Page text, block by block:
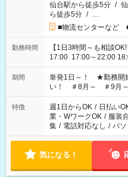
仙台駅から徒歩5分 /
ら徒歩5分 / …
■物流センターなど
勤務時間
【1日3時間～も相談OK!】 ＜シフト例＞ 9:00～12:00
17:00 17:00～22:00 18:00～21:00 な
お気軽にご相談くださ
期間
単発1日～！ ★勤務開
い！ ＃8月～ ＃9月～
特徴 週1日からOK / 日払い
業・WワークOK / 服装
集 / 電話対応なし / パ
気になる！